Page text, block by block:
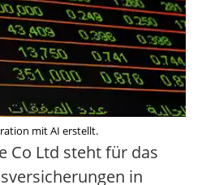
mit AI erstellt.
Co Ltd steht für das
in